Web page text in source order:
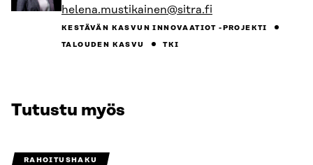
helena.mustikainen@sitra.fi
KESTÄVÄN KASVUN INNOVAATIOT -PROJEKTI
TALOUDEN KASVU
TKI
Tutustu myös
RAHOITUSHAKU